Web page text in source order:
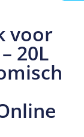
voor
20L